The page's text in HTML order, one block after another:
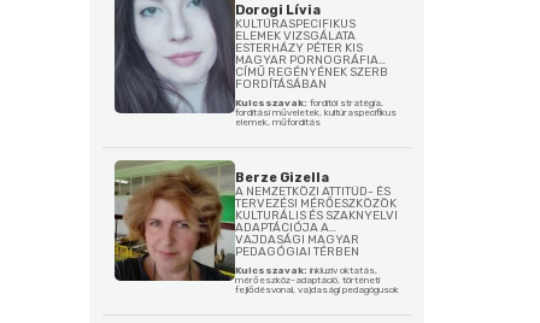
Dorogi Lívia
KULTÚRASPECIFIKUS
ELEMEK VIZSGÁLATA
ESTERHÁZY PÉTER KIS
MAGYAR PORNOGRÁFIA
CÍMŰ REGÉNYÉNEK SZERB
FORDÍTÁSÁBAN
Kulcsszavak: fordítói stratégia,
fordítási műveletek, kultúraspecifikus
elemek, műforditás
Berze Gizella
A NEMZETKÖZI ATTITŰD- ÉS
TERVEZÉSI MÉRŐESZKÖZÖK
KULTURÁLIS ÉS SZAKNYELVI
ADAPTÁCIÓJA A
VAJDASÁGI MAGYAR
PEDAGÓGIAI TÉRBEN
Kulcsszavak: inkluzív oktatás,
mérőeszköz-adaptáció, történeti
fejlődésvonal, vajdasági pedagógusok